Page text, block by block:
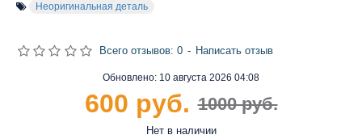
Неоригинальная деталь
Обновлено: 10 августа 2026 04:08
Нет в наличии
Всего отзывов: 0 - Написать отзыв
1000 руб.
600 руб.